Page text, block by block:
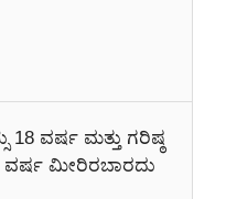
18 ವರ್ಷ ಮತ್ತು ಗರಿಷ್ಠ
ವರ್ಷ ಮೀರಿರಬಾರದು